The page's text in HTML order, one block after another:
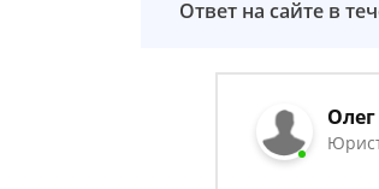
Ответ на сайте в